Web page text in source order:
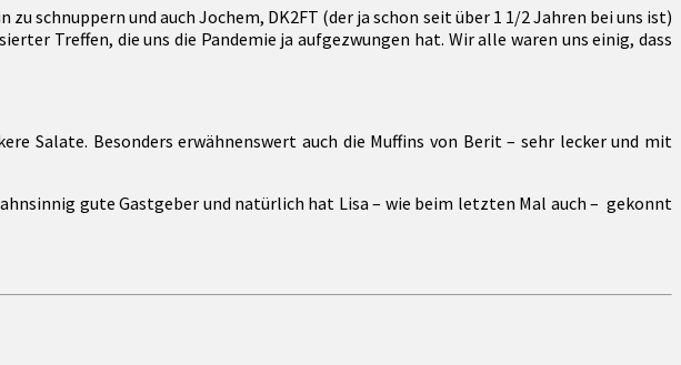
schnuppern und auch Jochem, DK2FT (der ja schon seit über 1 1/2 Jahren bei uns ist)
Treffen, die uns die Pandemie ja aufgezwungen hat. Wir alle waren uns einig, dass
Salate. Besonders erwähnenswert auch die Muffins von Berit – sehr lecker und mit
gute Gastgeber und natürlich hat Lisa – wie beim letzten Mal auch – gekonnt